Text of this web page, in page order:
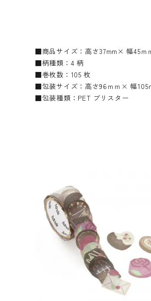
■商品サイズ：高さ37mm× 幅45ｍ
■柄種類：4 柄
■巻枚数：105 枚
■包装サイズ：高さ96ｍｍ× 幅105
■包装種類：PET ブリスター